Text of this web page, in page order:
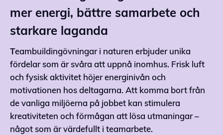
mer energi, bättre samarbete och
starkare laganda
Teambuildingövningar i naturen erbjuder unika
fördelar som är svåra att uppnå inomhus. Frisk luft
och fysisk aktivitet höjer energinivån och
motivationen hos deltagarna. Att komma bort från
de vanliga miljöerna på jobbet kan stimulera
kreativiteten och förmågan att lösa utmaningar –
något som är värdefullt i teamarbete.